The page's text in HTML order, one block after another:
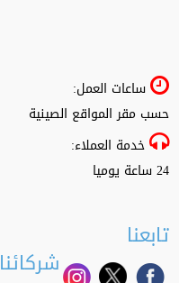
ساعات العمل:
حسب مقر المواقع الصينية
خدمة العملاء:
24 ساعة يوميا
تابعنا
شركائنا